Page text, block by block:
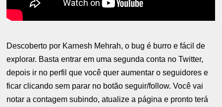
Descoberto por Karnesh Mehrah, o bug é burro e fácil de
explorar. Basta entrar em uma segunda conta no Twitter,
depois ir no perfil que você quer aumentar o seguidores e
ficar clicando sem parar no botão seguir/follow. Você vai
notar a contagem subindo, atualize a página e pronto terá